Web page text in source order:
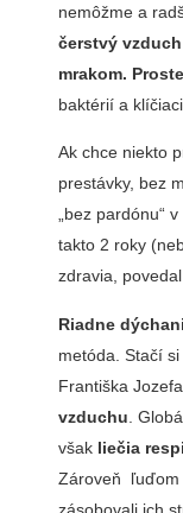
nemôžme a
čerstvý
mrakom.
baktérií a
Ak chce niekto
prestávky, bez
„bez pardónu“
takto 2 roky
zdravia,
Riadne
metóda. Stačí
Františka
vzduchu .
však liečia
Zároveň ľuďom
zásobovali ich